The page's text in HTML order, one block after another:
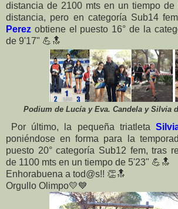
distancia de 2100 mts en un tiempo de
distancia, pero en categoría Sub14
Perez obtiene el puesto 16° de la
de 9'17" 💪 🔝
Podium de Lucía y Eva. Candela y Silvia
Por último, la pequeña triatleta
poniéndose en forma para la
puesto 20° categoría Sub12 fem, tras
de 1100 mts en un tiempo de 5'23" 💪 🔝
Enhorabuena a tod@s!! 👏🔝
Orgullo Olimpo💛💙